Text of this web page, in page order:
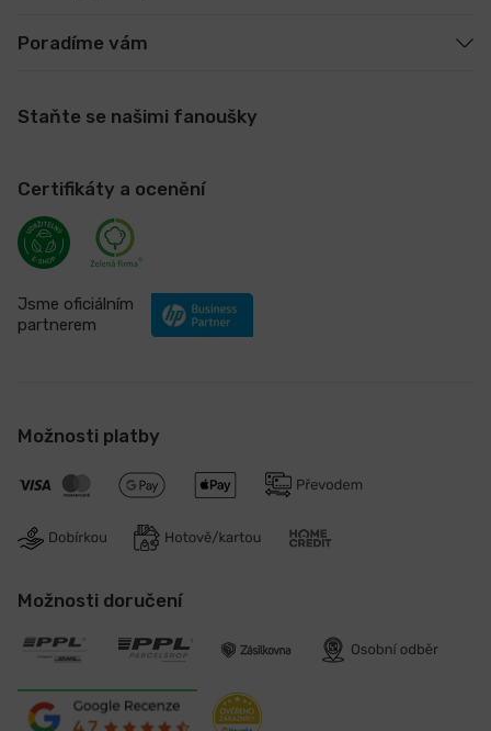
Poradíme vám
Staňte se našimi fanoušky
Certifikáty a ocenění
Jsme oficiálním
partnerem
Možnosti platby
Možnosti doručení